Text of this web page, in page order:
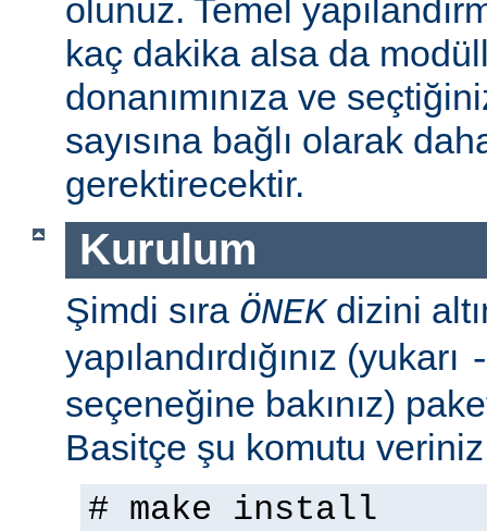
olunuz. Temel
kaç dakika alsa da
donanımınıza ve
sayısına bağlı olarak
gerektirecektir.
Kurulum
Şimdi sıra ÖNEKdizini
yapılandırdığınız (yukarı
seçeneğine bakınız)
Basitçe şu komutu
# make install